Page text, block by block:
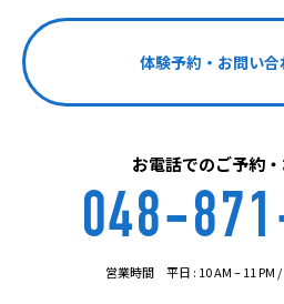
体験予約・お問い
お電話でのご予約
048-
営業時間 平日 : 10 AM – 11 PM /